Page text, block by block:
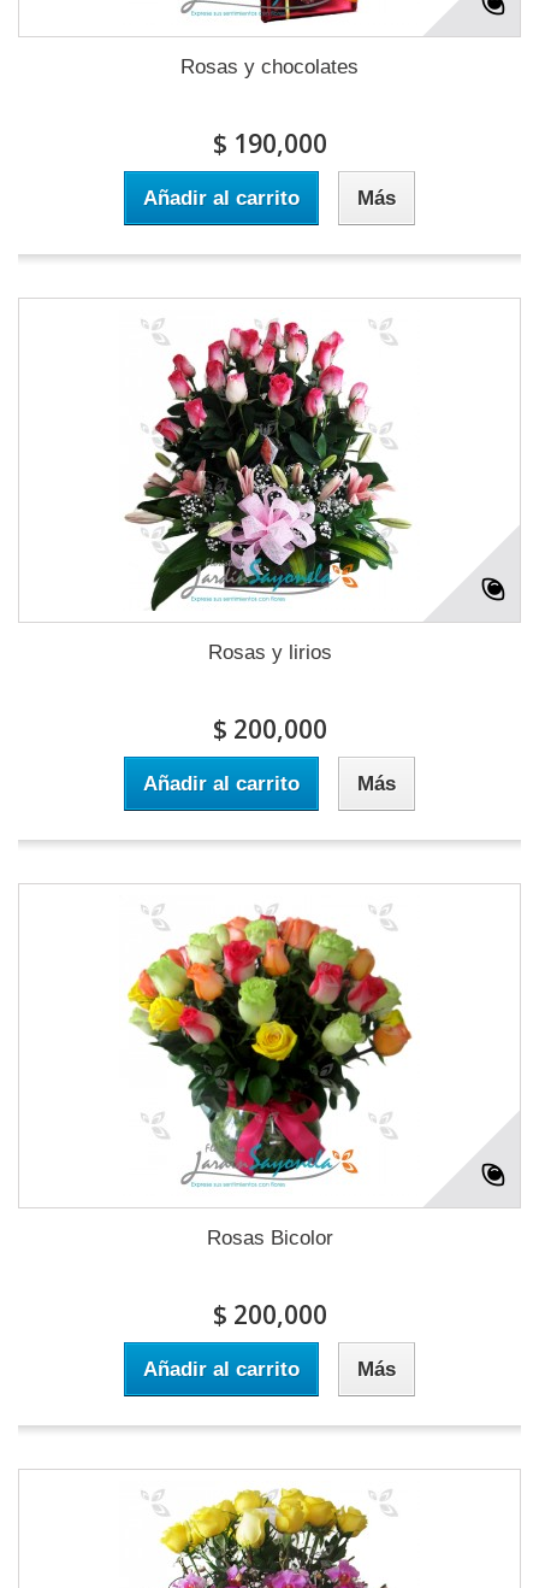
Rosas y chocolates
$ 190,000
Añadir al carrito Más
Rosas y lirios
$ 200,000
Añadir al carrito Más
Rosas Bicolor
$ 200,000
Añadir al carrito Más